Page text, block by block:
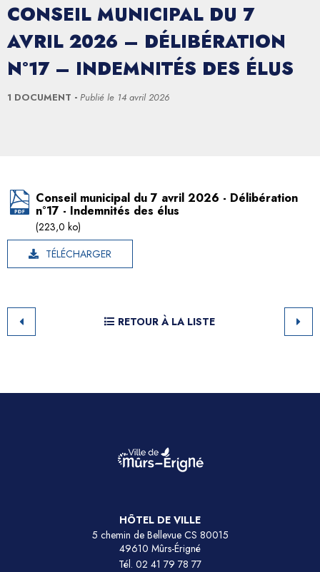
CONSEIL MUNICIPAL DU 7
AVRIL 2026 – DÉLIBÉRATION
N°17 – INDEMNITÉS DES ÉLUS
1 DOCUMENT Publié le 14 avril 2026
Conseil municipal du 7 avril 2026 - Délibération
n°17 - Indemnités des élus
(223,0 ko)
TÉLÉCHARGER
RETOUR À LA LISTE
HÔTEL DE VILLE
5 chemin de Bellevue CS 80015
49610 Mûrs-Érigné
Tél. 02 41 79 78 77